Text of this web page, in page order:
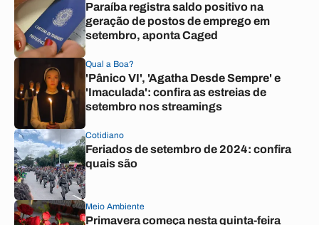
Paraíba registra saldo positivo na
geração de postos de emprego em
setembro, aponta Caged
Qual a Boa?
'Pânico VI', 'Agatha Desde Sempre' e
'Imaculada': confira as estreias de
setembro nos streamings
Cotidiano
Feriados de setembro de 2024: confira
quais são
Meio Ambiente
Primavera começa nesta quinta-feira